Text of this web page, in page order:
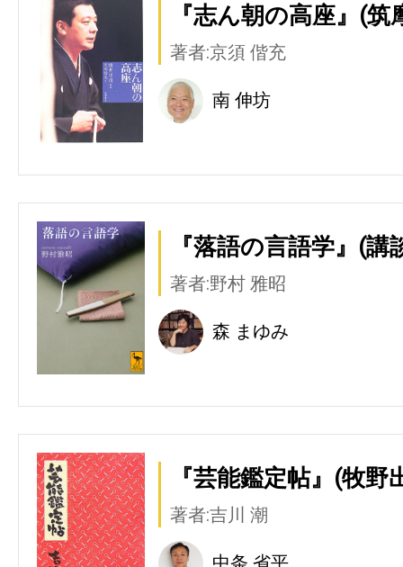
『志ん朝の高座』(筑
著者:京須 偕充
南 伸坊
『落語の言語学』(講
著者:野村 雅昭
森 まゆみ
『芸能鑑定帖』(牧野
著者:吉川 潮
中条 省平